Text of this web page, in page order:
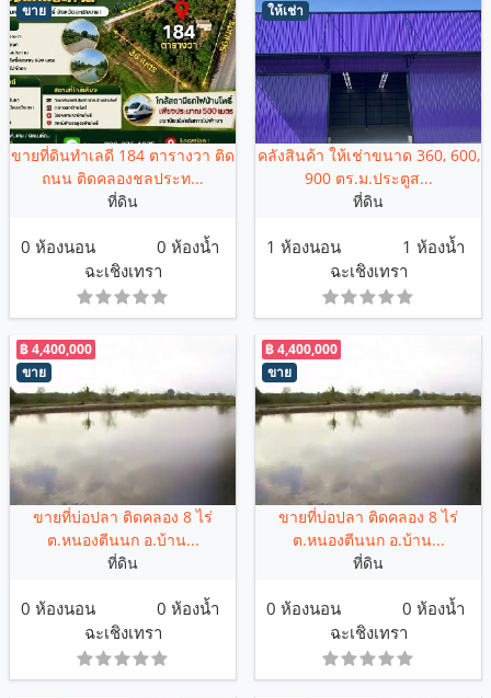
ขาย
ขายที่ดินทำเลดี 184 ตารางวา ติด
ถนน ติดคลองชลประท...
ที่ดิน
0 ห้องนอน
0 ห้องน้ำ
ฉะเชิงเทรา
ให้เช่า
คลังสินค้า ให้เช่าขนาด 360, 600,
900 ตร.ม.ประตูส...
ที่ดิน
1 ห้องนอน
1 ห้องน้ำ
ฉะเชิงเทรา
ขาย
฿ 4,400,000
ขายที่บ่อปลา ติดคลอง 8 ไร่
ต.หนองตีนนก อ.บ้าน...
ที่ดิน
0 ห้องนอน
0 ห้องน้ำ
ฉะเชิงเทรา
ขาย
฿ 4,400,000
ขายที่บ่อปลา ติดคลอง 8 ไร่
ต.หนองตีนนก อ.บ้าน...
ที่ดิน
0 ห้องนอน
0 ห้องน้ำ
ฉะเชิงเทรา